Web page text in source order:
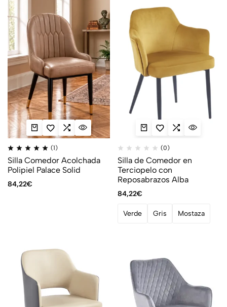
(1)
Silla Comedor Acolchada
Polipiel Palace Solid
84,22€
(0)
Silla de Comedor en
Terciopelo con
Reposabrazos Alba
84,22€
Verde Gris Mostaza